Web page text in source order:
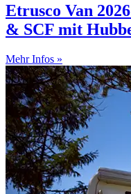
Etrusco Van
& SCF mit
Mehr Infos »